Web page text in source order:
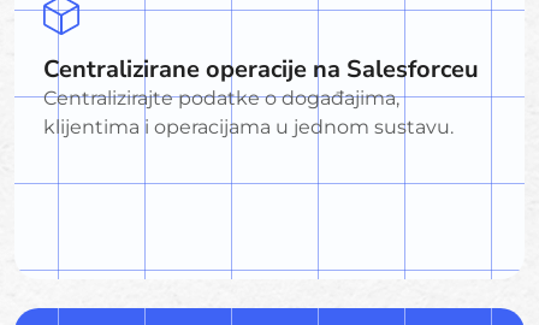
Centralizirane operacije na Salesforceu
Centralizirajte podatke o događajima,
klijentima i operacijama u jednom sustavu.